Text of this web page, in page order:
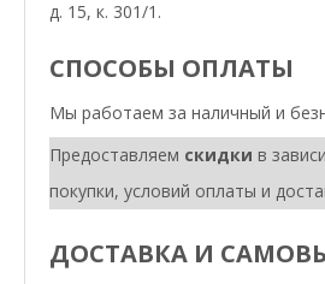
д. 15, к. 301/1.
СПОСОБЫ ОПЛАТЫ
Мы работаем за наличный и
Предоставляем скидки в
покупки, условий оплаты и
ДОСТАВКА И